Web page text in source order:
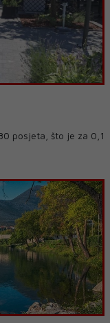
posjeta, što je za 0,1